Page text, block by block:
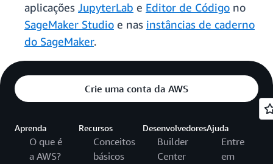
aplicações JupyterLab e Editor de Código no
SageMaker Studio e nas instâncias de caderno
do SageMaker.
Crie uma conta da AWS
Aprenda
O que é
a AWS?
Recursos
Conceitos
básicos
Desenvolvedores
Builder
Center
Ajuda
Entre
em